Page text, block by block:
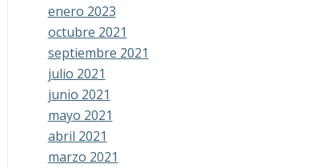
enero 2023
octubre 2021
septiembre 2021
julio 2021
junio 2021
mayo 2021
abril 2021
marzo 2021